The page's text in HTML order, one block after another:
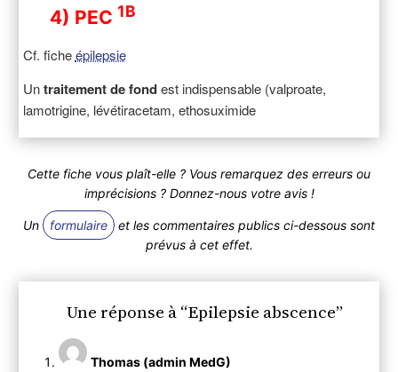
4) PEC 1B
Cf. ficheépilepsie
Untraitement de fondest indispensable (valproate,
lamotrigine, lévétiracetam, ethosuximide
Cette fiche vous plaît-elle ? Vous remarquez des erreurs ou
imprécisions ? Donnez-nous votre avis !
Un formulaire
et les commentaires publics ci-dessous sont
prévus à cet effet.
Une réponse à “Epilepsie abscence”
Thomas (admin MedG)